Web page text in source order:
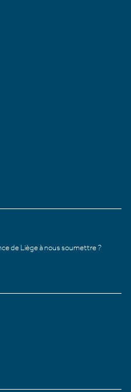
de Liège à nous soumettre ?